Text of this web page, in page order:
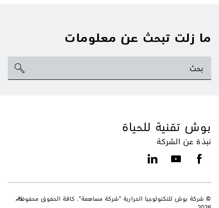
ما زلت تبحث عن معلومات
بوش تقنية للحياة
نبذة عن الشركة
© شركة بوش للتكنولوجيا الحرارية "شركة مساهمة". كافة الحقوق محفوظة،